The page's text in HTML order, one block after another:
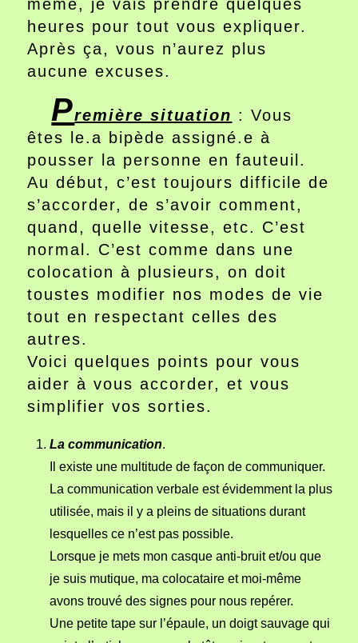
même, je vais prendre quelques
heures pour tout vous expliquer.
Après ça, vous n’aurez plus
aucune excuses.
Première situation : Vous
êtes le.a bipède assigné.e à
pousser la personne en fauteuil.
Au début, c’est toujours difficile de
s’accorder, de s’avoir comment,
quand, quelle vitesse, etc. C’est
normal. C’est comme dans une
colocation à plusieurs, on doit
toustes modifier nos modes de vie
tout en respectant celles des
autres.
Voici quelques points pour vous
aider à vous accorder, et vous
simplifier vos sorties.
La communication.
Il existe une multitude de façon de communiquer.
La communication verbale est évidemment la plus
utilisée, mais il y a pleins de situations durant
lesquelles ce n’est pas possible.
Lorsque je mets mon casque anti-bruit et/ou que
je suis mutique, ma colocataire et moi-même
avons trouvé des signes pour nous repérer.
Une petite tape sur l’épaule, un doigt sauvage qui